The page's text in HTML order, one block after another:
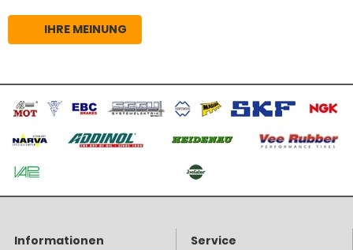
IHRE MEINUNG
Informationen Service